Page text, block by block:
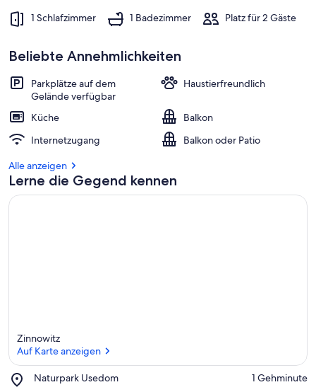
1 Schlafzimmer 1 Badezimmer Platz für 2 Gäste
Beliebte Annehmlichkeiten
Parkplätze auf dem
Gelände verfügbar
Haustierfreundlich
Küche
Balkon
Internetzugang
Balkon oder Patio
Alle anzeigen
Lerne die Gegend kennen
Zinnowitz
Auf Karte anzeigen
Naturpark Usedom
Place,
‪1 Gehminute‬